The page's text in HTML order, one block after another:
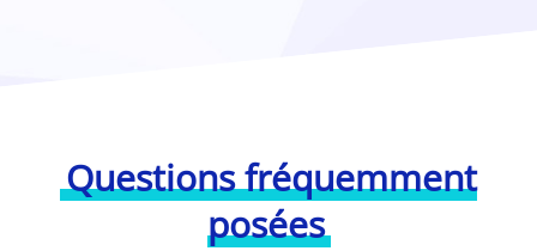
Questions fréquemment
posées